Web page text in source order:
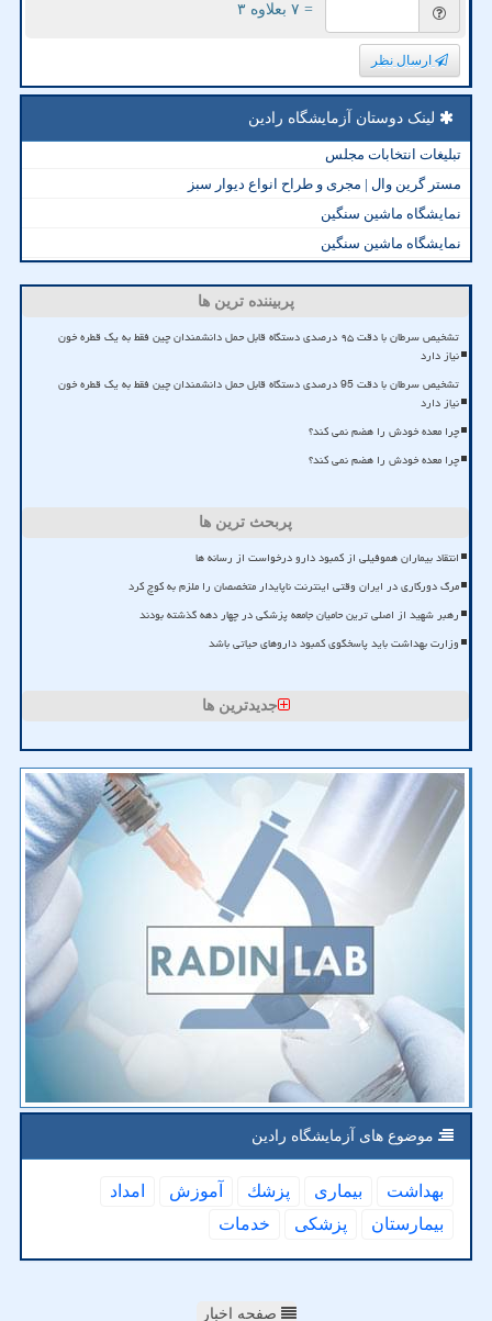
= ۷ بعلاوه ۳
ارسال نظر
لینک دوستان آزمایشگاه رادین
تبلیغات انتخابات مجلس
مستر گرین وال | مجری و طراح انواع دیوار سبز
نمایشگاه ماشین سنگین
نمایشگاه ماشین سنگین
پربیننده ترین ها
تشخیص سرطان با دقت ۹۵ درصدی دستگاه قابل حمل دانشمندان چین فقط به یک قطره خون
نیاز دارد
تشخیص سرطان با دقت 95 درصدی دستگاه قابل حمل دانشمندان چین فقط به یک قطره خون
نیاز دارد
چرا معده خودش را هضم نمی کند؟
چرا معده خودش را هضم نمی کند؟
پربحث ترین ها
انتقاد بیماران هموفیلی از کمبود دارو درخواست از رسانه ها
مرگ دورکاری در ایران وقتی اینترنت ناپایدار متخصصان را ملزم به کوچ کرد
رهبر شهید از اصلی ترین حامیان جامعه پزشکی در چهار دهه گذشته بودند
وزارت بهداشت باید پاسخگوی کمبود داروهای حیاتی باشد
جدیدترین ها
موضوع های آزمایشگاه رادین
بهداشت بیماری پزشك آموزش
امداد
بیمارستان
پزشكی خدمات
صفحه اخبار